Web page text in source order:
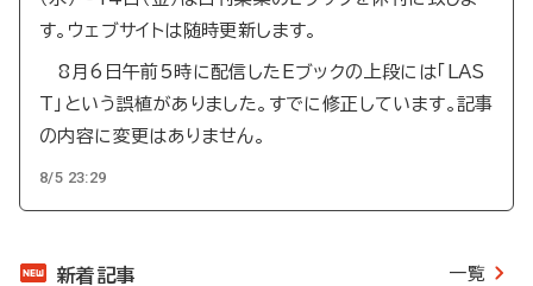
す。ウェブサイトは随時更新します。
8月6日午前5時に配信したEブックの上段には「LAS
T」という誤植がありました。すでに修正しています。記事
の内容に変更はありません。
8/5 23:29
新着記事 一覧